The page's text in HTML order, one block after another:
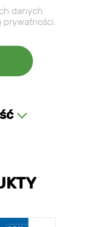
danych
prywatności.